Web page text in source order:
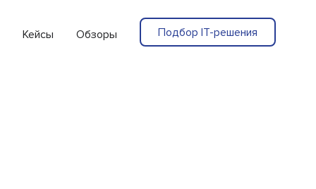
Кейсы Обзоры Подбор IT-решения